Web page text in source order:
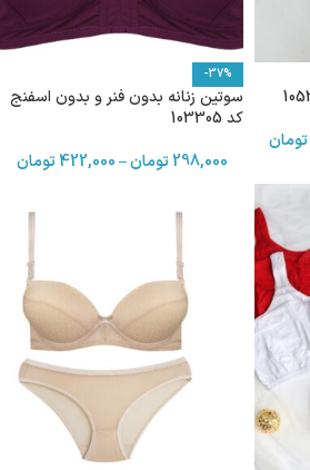
تومان
-37%
سوتین زنانه بدون فنر و بدون اسفنج
کد 103305
298,000 تومان–
422,000تومان